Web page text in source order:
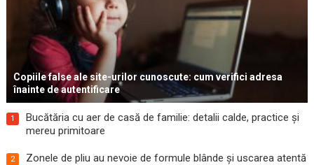
Copiile false ale site-urilor cunoscute: cum verifici adresa
înainte de autentificare
1
Bucătăria cu aer de casă de familie: detalii calde, practice și
mereu primitoare
2 Zonele de pliu au nevoie de formule blânde și uscarea atentă